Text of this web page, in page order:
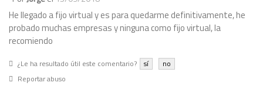
He llegado a fijo virtual y es para quedarme definitivamente, he
probado muchas empresas y ninguna como fijo virtual, la
recomiendo
¿Le ha resultado útil este comentario? sí
no
Reportar abuso